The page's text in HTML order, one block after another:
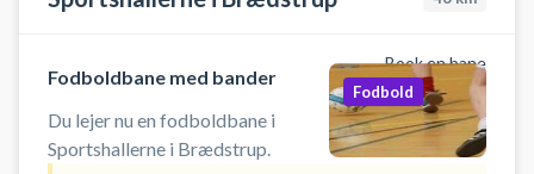
Book en bane
Fodboldbane med bander
Du lejer nu en fodboldbane i
Sportshallerne i Brædstrup.
Fodbold